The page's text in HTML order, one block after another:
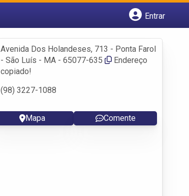
Entrar
Fazer login
Criar conta
Avenida Dos Holandeses, 713 - Ponta Farol
- São Luís - MA - 65077-635
Endereço
copiado!
(98) 3227-1088
Mapa Comente